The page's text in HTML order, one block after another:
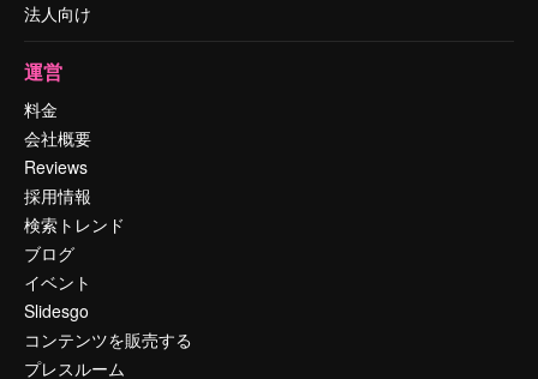
法人向け
運営
料金
会社概要
Reviews
採用情報
検索トレンド
ブログ
イベント
Slidesgo
コンテンツを販売する
プレスルーム